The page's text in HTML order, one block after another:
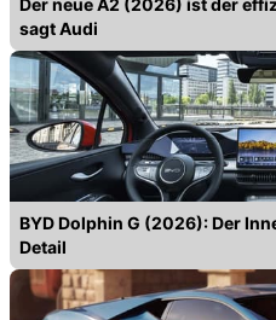
sagt Audi
BYD Dolphin G (2026): Der
Detail